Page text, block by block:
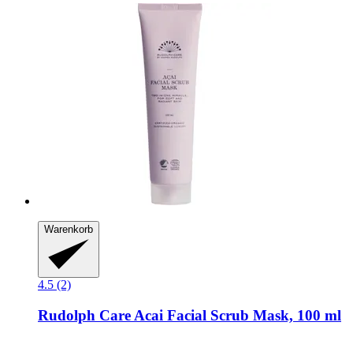
Warenkorb
4.5 (2)
Rudolph Care Acai Facial Scrub Mask, 100 ml